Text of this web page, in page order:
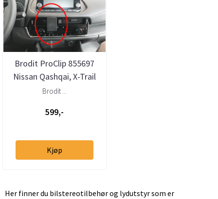
Brodit ProClip 855697
Nissan Qashqai, X-Trail
2021--> Senter
Brodit ...
599,-
Kjøp
Her finner du bilstereotilbehør og lydutstyr som er